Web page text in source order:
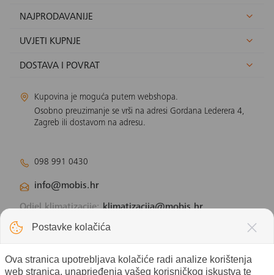
NAJPRODAVANIJE
UVJETI KUPNJE
DOSTAVA I POVRAT
Kupovina je moguća putem webshopa.
Osobno preuzimanje se vrši na adresi Gordana Lederera 4,
Zagreb ili dostavom na adresu.
098 991 0430
info@mobis.hr
Odjel klimatizacije:klimatizacija@mobis.hr
Odjel solarnih panela:
Postavke kolačića
Ova stranica upotrebljava kolačiće radi analize korištenja
web stranica, unaprjeđenja vašeg korisničkog iskustva te